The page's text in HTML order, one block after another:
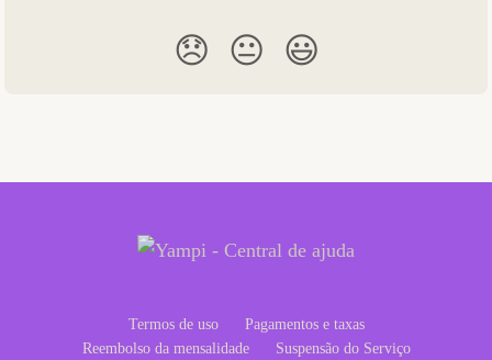
😞 😐 😃
Termos de uso
Pagamentos e taxas
Reembolso da mensalidade
Suspensão do Serviço